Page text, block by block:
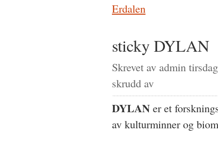
Erdalen
sticky DYLAN
Skrevet av admin
skrudd av
DYLAN
DYLAN er et
av kulturminner og